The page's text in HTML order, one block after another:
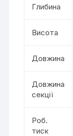
Глибина
Висота
Довжина
Довжина
секції
Роб.
тиск